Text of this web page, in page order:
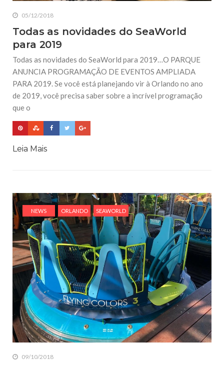
05/12/2018
Todas as novidades do SeaWorld
para 2019
Todas as novidades do SeaWorld para 2019…O PARQUE
ANUNCIA PROGRAMAÇÃO DE EVENTOS AMPLIADA
PARA 2019. Se você está planejando vir à Orlando no ano
de 2019, você precisa saber sobre a incrível programação
que o
Leia Mais
NEWS ORLANDO SEAWORLD
09/10/2018